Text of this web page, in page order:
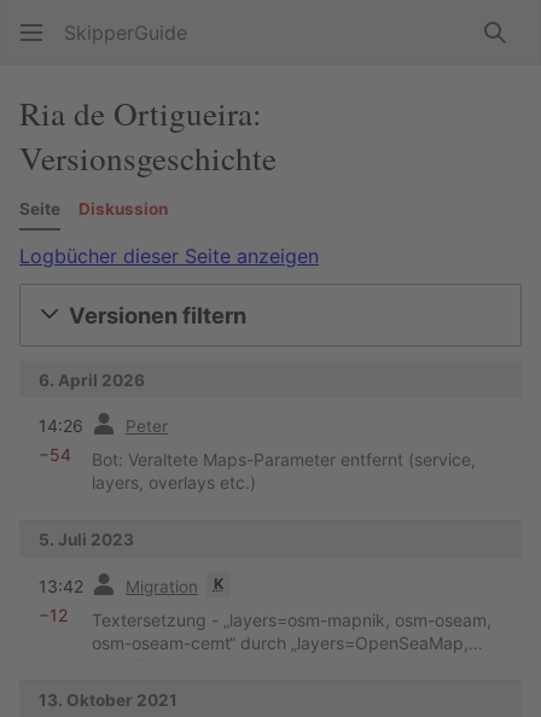
SkipperGuide
Ria de Ortigueira:
Versionsgeschichte
Seite Diskussion
Logbücher dieser Seite anzeigen
Versionen filtern
6. April 2026
14:26 Peter
−54
Bot: Veraltete Maps-Parameter entfernt (service,
layers, overlays etc.)
5. Juli 2023
13:42 Migration K
−12
Textersetzung - „layers=osm-mapnik, osm-oseam,
osm-oseam-cemt“ durch „layers=OpenSeaMap,
13. Oktober 2021